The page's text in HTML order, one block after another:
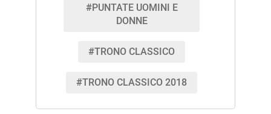
#PUNTATE UOMINI E
DONNE
#TRONO CLASSICO
#TRONO CLASSICO 2018